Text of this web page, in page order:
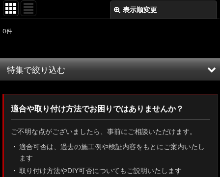
表示順変更
並び順:
0件
特集で絞り込む
ZN8 GR86
GUN125 ハイラックス
適合や取り付け方法でお困りではありませんか？
ご不明な点がございましたら、事前にご相談いただけます。
適合可否は、過去の施工例や検証内容をもとにご案内いたし
ます
取り付け方法やDIY可否についてもご説明いたします